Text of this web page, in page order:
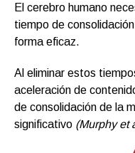
El cerebro humano
tiempo de
forma eficaz.
Al eliminar estos
aceleración de
de consolidación de la
significativo (Murphy et